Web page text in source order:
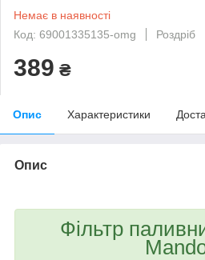
Немає в наявності
Код: 69001335135-omg
Роздріб
389 ₴
Опис Характеристики
Опис
Фільтр